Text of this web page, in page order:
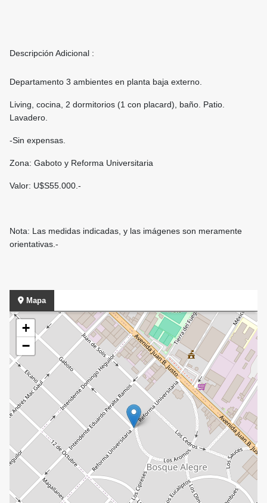
Descripción Adicional :
Departamento 3 ambientes en planta baja externo.
Living, cocina, 2 dormitorios (1 con placard), baño. Patio.
Lavadero.
-Sin expensas.
Zona: Gaboto y Reforma Universitaria
Valor: U$S55.000.-
Nota: Las medidas indicadas, y las imágenes son meramente
orientativas.-
Mapa
+
−